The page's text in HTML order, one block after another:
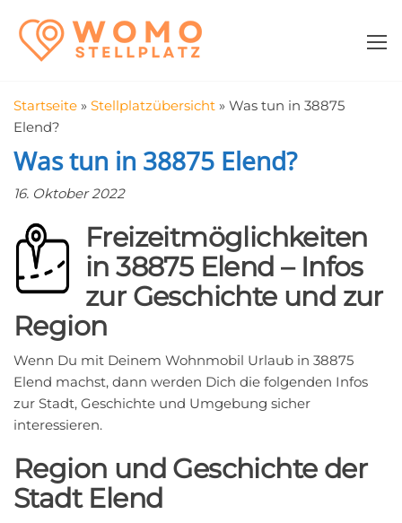
Inhalt
springen
in der Nähe
Startseite » Stellplatzübersicht » Was tun in 38875
Elend?
Was tun in 38875 Elend?
16. Oktober 2022
Freizeitmöglichkeiten
in 38875 Elend – Infos
zur Geschichte und zur
Region
Wenn Du mit Deinem Wohnmobil Urlaub in 38875
Elend machst, dann werden Dich die folgenden Infos
zur Stadt, Geschichte und Umgebung sicher
interessieren.
Region und Geschichte der
Stadt Elend